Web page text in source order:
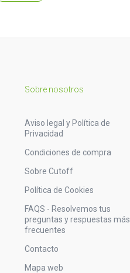
Sobre nosotros
Aviso legal y Política de
Privacidad
Condiciones de compra
Sobre Cutoff
Política de Cookies
FAQS - Resolvemos tus
preguntas y respuestas más
frecuentes
Contacto
Mapa web